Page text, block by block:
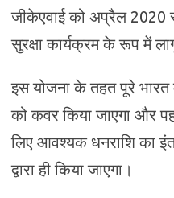
जीकेएवाई को अप्रैल 2020
सुरक्षा कार्यक्रम के रूप में
इस योजना के तहत पूरे भारत
को कवर किया जाएगा और
लिए आवश्‍यक धनराशि का
द्वारा ही किया जाएगा।